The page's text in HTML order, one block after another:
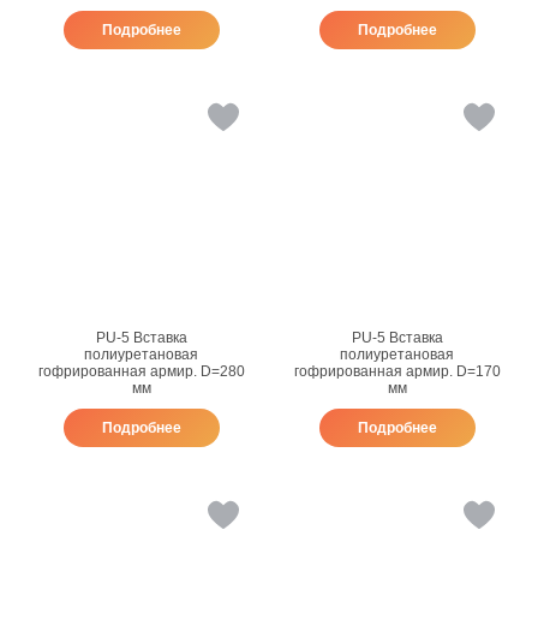
Подробнее Подробнее
PU-5 Вставка
полиуретановая
гофрированная армир. D=280
мм
Подробнее
PU-5 Вставка
полиуретановая
гофрированная армир. D=170
мм
Подробнее